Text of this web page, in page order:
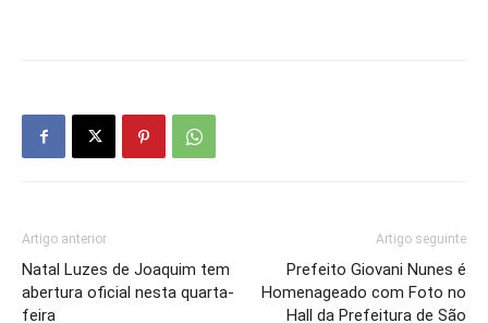
Artigo anterior
Natal Luzes de Joaquim tem
abertura oficial nesta quarta-
feira
Artigo seguinte
Prefeito Giovani Nunes é
Homenageado com Foto no
Hall da Prefeitura de São